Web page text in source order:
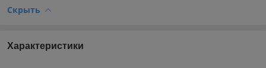
Скрыть
Характеристики